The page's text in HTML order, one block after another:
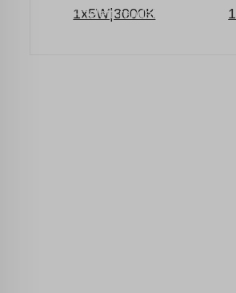
000 Ft feletti rendelés esetén